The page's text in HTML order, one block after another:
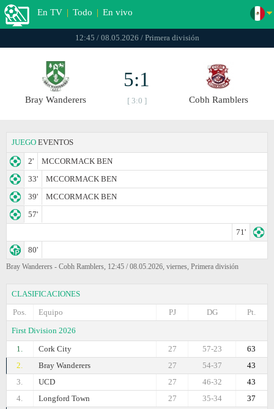
En TV | Todo | En vivo
12:45 / 08.05.2026 / Primera división
Bray Wanderers
5:1
[ 3:0 ] Cobh Ramblers
JUEGO EVENTOS
2'
MCCORMACK BEN
33'
MCCORMACK BEN
39'
MCCORMACK BEN
57'
71'
80'
Bray Wanderers - Cobh Ramblers, 12:45 / 08.05.2026, viernes, Primera división
CLASIFICACIONES
Pos.
Equipo Pt.
DG
PJ
First Division 2026
1.
Cork City 63
57-23
27
2.
Bray Wanderers 43
54-37
27
3.
UCD 43
46-32
27
4.
Longford Town 37
35-34
27